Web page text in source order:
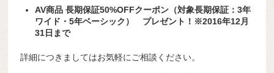
AV商品 長期保証50%OFFクーポン（対象長期保証：3年
ワイド・5年ベーシック） プレゼント！※2016年12月
31日まで
詳細につきましてはお気軽にご相談ください。